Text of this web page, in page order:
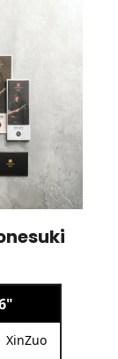
XinZuo